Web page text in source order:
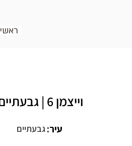
ראשי
וייצמן 6 | גבעתיים
גבעתייםעיר: